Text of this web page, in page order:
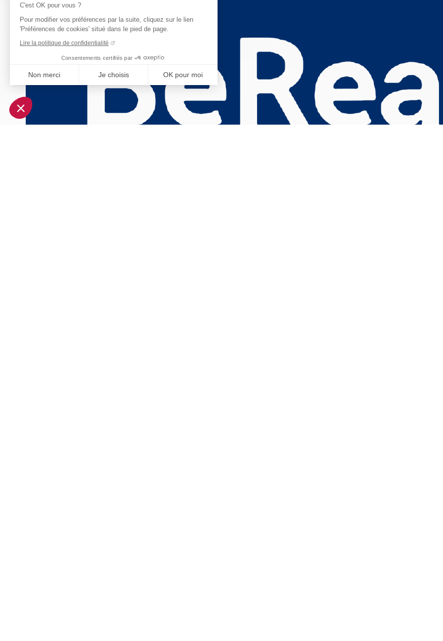
C'est OK pour vous ?
Pour modifier vos préférences par la suite, cliquez sur le lien
'Préférences de cookies' situé dans le pied de page.
Lire la politique de confidentialité
Consentements certifiés par
Non merci Je choisis OK pour moi
Plateforme de Gestion du Consentement : Personnalisez vos Options
Notre plateforme vous permet d'adapter et de gérer vos paramètres de confidentialité, en garantissant la conformité avec